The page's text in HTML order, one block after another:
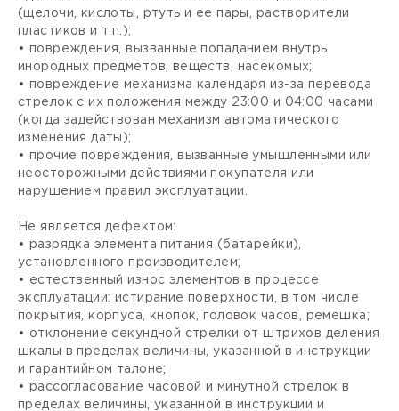
(щелочи, кислоты, ртуть и ее пары, растворители
пластиков и т.п.);
• повреждения, вызванные попаданием внутрь
инородных предметов, веществ, насекомых;
• повреждение механизма календаря из-за перевода
стрелок с их положения между 23:00 и 04:00 часами
(когда задействован механизм автоматического
изменения даты);
• прочие повреждения, вызванные умышленными или
неосторожными действиями покупателя или
нарушением правил эксплуатации.
Не является дефектом:
• разрядка элемента питания (батарейки),
установленного производителем;
• естественный износ элементов в процессе
эксплуатации: истирание поверхности, в том числе
покрытия, корпуса, кнопок, головок часов, ремешка;
• отклонение секундной стрелки от штрихов деления
шкалы в пределах величины, указанной в инструкции
и гарантийном талоне;
• рассогласование часовой и минутной стрелок в
пределах величины, указанной в инструкции и